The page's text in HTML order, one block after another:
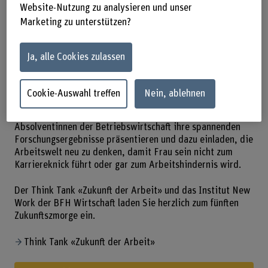
im Rahmen eines Zukunftszmorgen zu
beantworten.
28.05.2026, 8.00–9.30 Uhr –
Effingerstrasse 47, Raum E102
Absolventinnen der Betriebswirtschaft ihre spannenden
Forschungsergebnisse präsentieren und dazu einladen, die
Arbeitswelt neu zu denken, damit Frau sein nicht zum
Karriereknick führt oder gar zum Arbeitshindernis wird.
Der Think Tank «Zukunft der Arbeit» und das Institut New
Work der BFH Wirtschaft laden Sie herzlich zum fünften
Zukunftszmorge ein.
Think Tank «Zukunft der Arbeit»
Website-Nutzung zu analysieren und unser
Marketing zu unterstützen?
Ja, alle Cookies zulassen
Cookie-Auswahl treffen Nein, ablehnen